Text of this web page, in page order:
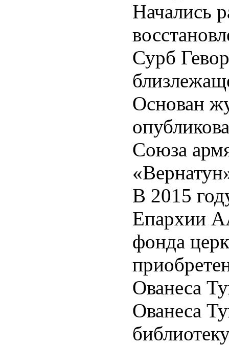
Начались
Сурб
Основан
Союза
В 2015
Епархии
фонда
Ованеса
Ованеса